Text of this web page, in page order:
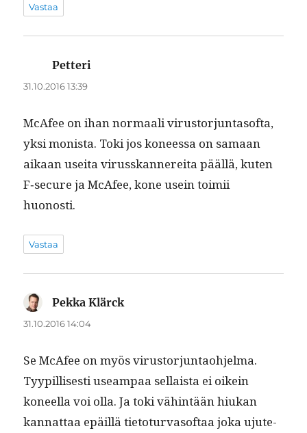
Vastaa
Petteri
31.10.2016 13:39
McAfee on ihan nor­maali virus­tor­jun­ta­sof­ta,
yksi monista. Toki jos koneessa on samaan
aikaan usei­ta virusskan­nere­i­ta pääl­lä, kuten
F‑secure ja McAfee, kone usein toimii
huonosti.
Vastaa
Pekka Klärck
31.10.2016 14:04
Se McAfee on myös virus­tor­jun­tao­hjel­ma.
Tyyp­il­lis­es­ti use­am­paa sel­l­aista ei oikein
koneel­la voi olla. Ja toki vähin­tään hiukan
kan­nat­taa epäil­lä tieto­tur­va­sof­t­aa joka ujute­